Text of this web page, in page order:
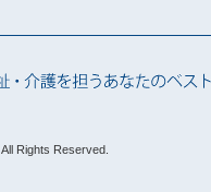
All Rights Reserved.